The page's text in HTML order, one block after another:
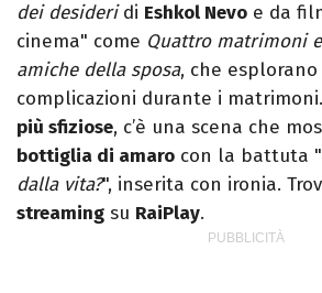
dei desideridi Eshkol Nevo e da
cinema" come Quattro matrimoni
amiche della sposa, che esplorano
complicazioni durante i
più sfiziose, c’è una scena che
bottiglia di amaro con la battuta "
dalla vita?", inserita con ironia.
streaming su RaiPlay.